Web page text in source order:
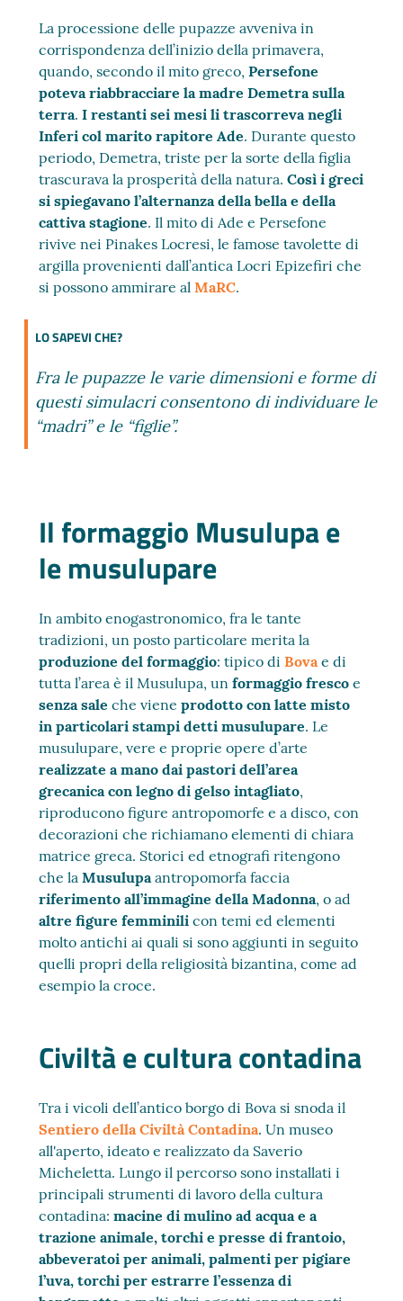
La processione delle pupazze avveniva in
corrispondenza dell’inizio della primavera,
quando, secondo il mito greco,Persefone
poteva riabbracciare la madre Demetra sulla
terra. I restanti sei mesi li trascorreva negli
Inferi col marito rapitore Ade. Durante questo
periodo, Demetra, triste per la sorte della figlia
trascurava la prosperità della natura.Così i greci
si spiegavano l’alternanza della bella e della
cattiva stagione. Il mito di Ade e Persefone
rivive nei Pinakes Locresi, le famose tavolette di
argilla provenienti dall’antica Locri Epizefiri che
si possono ammirare alMaRC.
LO SAPEVI CHE?
Fra le pupazze le varie dimensioni e forme di
questi simulacri consentono di individuare le
“madri” e le “figlie”.
Il formaggio Musulupa e
le musulupare
In ambito enogastronomico, fra le tante
tradizioni, un posto particolare merita la
produzione del formaggio: tipico diBovae di
tutta l’area è il Musulupa, unformaggio fresco e
senza sale che vieneprodotto con latte misto
in particolari stampi detti musulupare. Le
musulupare, vere e proprie opere d’arte
realizzate a mano dai pastori dell’area
grecanica con legno di gelso intagliato,
riproducono figure antropomorfe e a disco, con
decorazioni che richiamano elementi di chiara
matrice greca. Storici ed etnografi ritengono
che laMusulupaantropomorfa faccia
riferimento all’immagine della Madonna, o ad
altre figure femminilicon temi ed elementi
molto antichi ai quali si sono aggiunti in seguito
quelli propri della religiosità bizantina, come ad
esempio la croce.
Civiltà e cultura contadina
Tra i vicoli dell’antico borgo di Bova si snoda il
Sentiero della Civiltà Contadina. Un museo
all'aperto, ideato e realizzato da Saverio
Micheletta. Lungo il percorso sono installati i
principali strumenti di lavoro della cultura
contadina:macine di mulino ad acqua e a
trazione animale, torchi e presse di frantoio,
abbeveratoi per animali, palmenti per pigiare
l’uva, torchi per estrarre l’essenza di